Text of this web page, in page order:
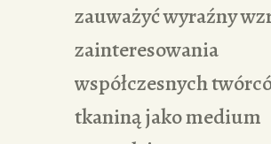
zauważyć wyraźny
zainteresowania
współczesnych
tkaniną jako medium